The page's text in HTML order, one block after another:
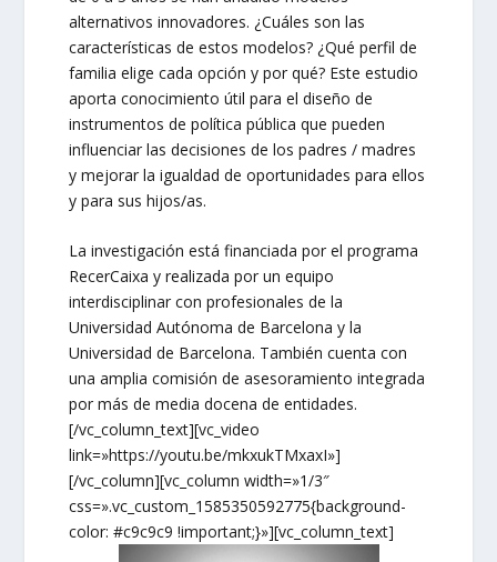
alternativos innovadores. ¿Cuáles son las
características de estos modelos? ¿Qué perfil de
familia elige cada opción y por qué? Este estudio
aporta conocimiento útil para el diseño de
instrumentos de política pública que pueden
influenciar las decisiones de los padres / madres
y mejorar la igualdad de oportunidades para ellos
y para sus hijos/as.
La investigación está financiada por el programa
RecerCaixa y realizada por un equipo
interdisciplinar con profesionales de la
Universidad Autónoma de Barcelona y la
Universidad de Barcelona. También cuenta con
una amplia comisión de asesoramiento integrada
por más de media docena de entidades.
[/vc_column_text][vc_video
link=»https://youtu.be/mkxukTMxaxI»]
[/vc_column][vc_column width=»1/3″
css=».vc_custom_1585350592775{background-
color: #c9c9c9 !important;}»][vc_column_text]